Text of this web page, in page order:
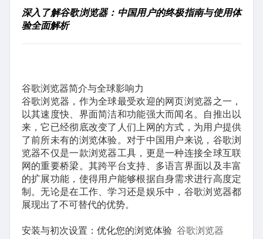
深入了解谷歌浏览器：中国用户的终极指南与使用体
验全面解析
谷歌浏览器简介与全球影响力
谷歌浏览器，作为全球最受欢迎的网页浏览器之一，
以其速度快、界面简洁和功能强大而闻名。自推出以
来，它已经彻底改变了人们上网的方式，为用户提供
了前所未有的浏览体验。对于中国用户来说，谷歌浏
览器不仅是一款浏览器工具，更是一种连接全球互联
网的重要桥梁。其跨平台支持、多语言界面以及丰富
的扩展功能，使得用户能够根据自身需求进行高度定
制。无论是在工作、学习还是娱乐中，谷歌浏览器都
展现出了不可替代的优势。
安装与初次设置：优化您的浏览体验 谷歌浏览器